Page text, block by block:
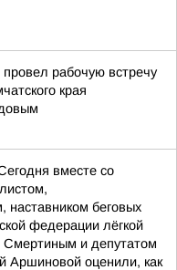
рабочую встречу
края
вместе со
наставником беговых
федерации лёгкой
Смертиным и депутатом
Аршиновой оценили, как